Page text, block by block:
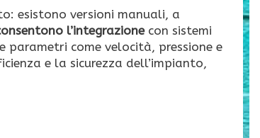
esistono versioni manuali, a
l’integrazionecon sistemi
come velocità, pressione e
e la sicurezza dell’impianto,